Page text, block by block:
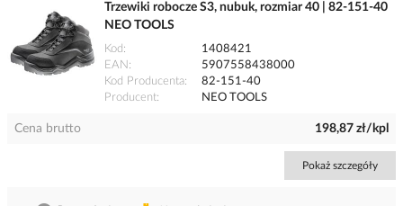
Trzewiki robocze S3, nubuk, rozmiar 40 | 82-151-40
NEO TOOLS
Kod
1408421
EAN
5907558438000
Kod Producenta
82-151-40
Producent
NEO TOOLS
Cena brutto 198,87 zł/kpl
Pokaż szczegóły